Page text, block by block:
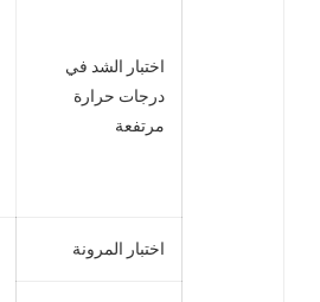
اختبار الشد في
درجات حرارة
مرتفعة
اختبار المرونة